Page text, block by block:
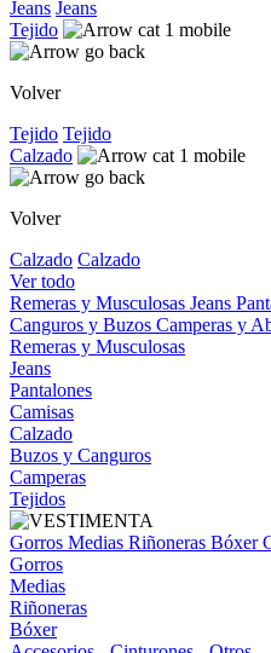
Jeans Jeans
Tejido
Volver
Tejido Tejido
Calzado
Volver
Calzado Calzado
Ver todo
Remeras y Musculosas Jeans
Canguros y Buzos Camperas y
Remeras y Musculosas
Jeans
Pantalones
Camisas
Calzado
Buzos y Canguros
Camperas
Tejidos
Gorros Medias Riñoneras Bóxer
Gorros
Medias
Riñoneras
Bóxer